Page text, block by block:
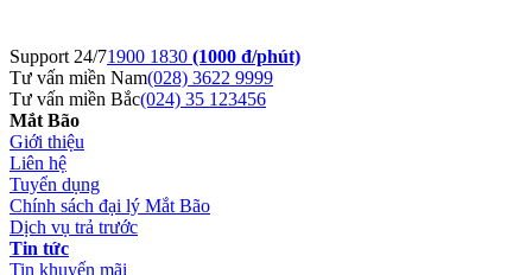
Support 24/71900 1830 (1000 đ/phút)
Tư vấn miền Nam(028) 3622 9999
Tư vấn miền Bắc(024) 35 123456
Mắt Bão
Giới thiệu
Liên hệ
Tuyển dụng
Chính sách đại lý Mắt Bão
Dịch vụ trả trước
Tin tức
Tin khuyến mãi